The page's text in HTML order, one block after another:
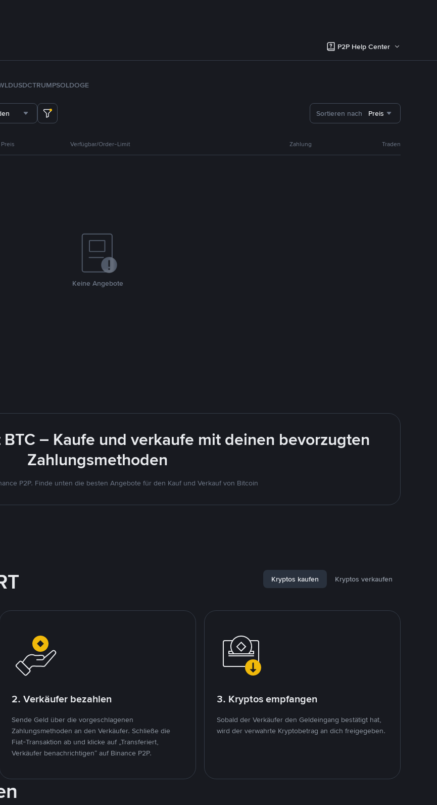
P2P Help Center
USDCTRUMPSOLDOGE
Sortieren nach Preis
Preis Verfügbar/Order-Limit Zahlung Traden
Keine Angebote
– Kaufe und verkaufe mit deinen bevorzugten
Zahlungsmethoden
P2P. Finde unten die besten Angebote für den Kauf und Verkauf von Bitcoin
Kryptos kaufen Kryptos verkaufen
2. Verkäufer bezahlen
Sende Geld über die vorgeschlagenen
Zahlungsmethoden an den Verkäufer. Schließe die
Fiat-Transaktion ab und klicke auf „Transferiert,
Verkäufer benachrichtigen“ auf Binance P2P.
3. Kryptos empfangen
Sobald der Verkäufer den Geldeingang bestätigt hat,
wird der verwahrte Kryptobetrag an dich freigegeben.